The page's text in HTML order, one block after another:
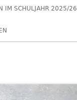
IM SCHULJAHR 2025/26
2025